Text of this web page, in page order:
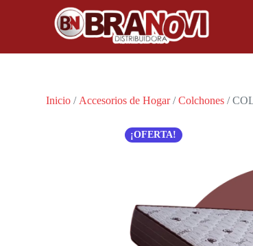
Inicio / Accesorios de Hogar/Colchones /
¡OFERTA!